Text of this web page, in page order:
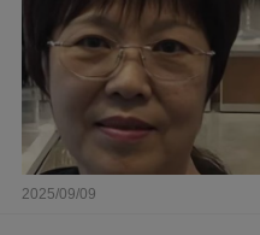
2025/09/09